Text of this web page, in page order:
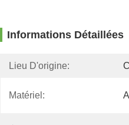
Informations Détaillées
Lieu D'origine:
Matériel: